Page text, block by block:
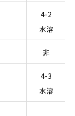
4-2
水溶
非
4-3
水溶